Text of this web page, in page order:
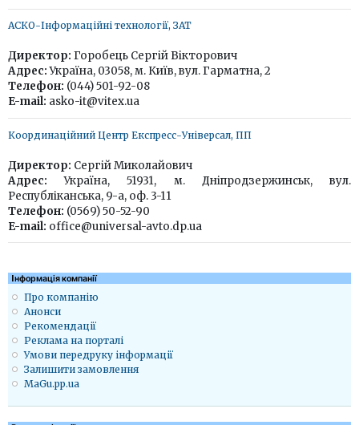
АСКО-Інформаційні технології, ЗАТ
Директор: Горобець Сергій Вікторович
Адрес:Україна, 03058, м. Київ, вул. Гарматна, 2
Телефон: (044) 501-92-08
E-mail: asko-it@vitex.ua
Координаційний Центр Експресс-Універсал, ПП
Директор: Сергій Миколайович
Адрес: Україна, 51931, м. Дніпродзержинськ, вул.
Республіканська, 9-а, оф. 3-11
Телефон: (0569) 50-52-90
E-mail: office@universal-avto.dp.ua
Iнформація компанії
Про компанію
Анонси
Рекомендації
Реклама на порталі
Умови передруку інформації
Залишити замовлення
MaGu.pp.ua